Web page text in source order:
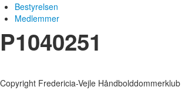
Bestyrelsen
Medlemmer
P1040251
Copyright Fredericia-Vejle Håndbolddommerklub